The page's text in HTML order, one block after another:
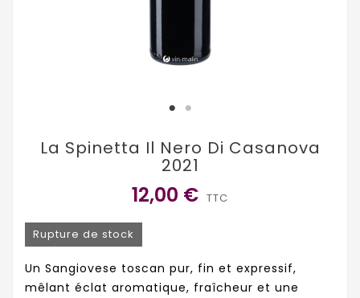
La Spinetta Il Nero Di Casanova
2021
12,00 € TTC
Rupture de stock
Un Sangiovese toscan pur, fin et expressif,
mêlant éclat aromatique, fraîcheur et une